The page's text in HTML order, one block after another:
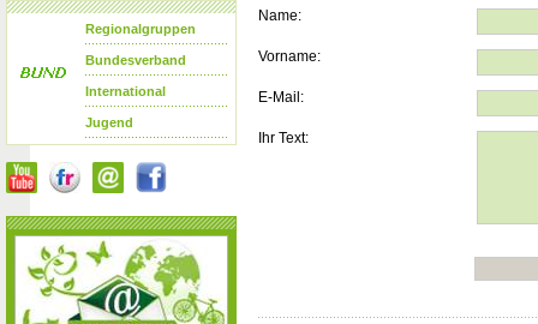
Name:
Vorname:
E-Mail:
Ihr Text:
Regionalgruppen
Bundesverband
International
Jugend